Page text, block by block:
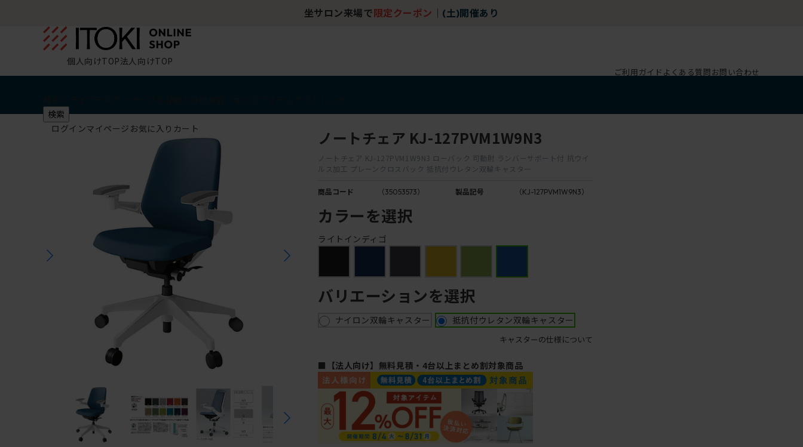
坐サロン来場で 限定クーポン (土)開催あり
個人向けTOP法人向けTOP
ご利用ガイド よくある質問お問い合わせ
検索
ログインマイページ お気に入り カート ノートチェア KJ-127PVM1W9N3
ノートチェア KJ-127PVM1W9N3 ローバック 可動肘 ランバーサポート付 抗ウイ
ルス加工 プレーンクロスバック 抵抗付ウレタン双輪キャスター
商品コード （35053573） 製品記号 （KJ-127PVM1W9N3）
カラーを選択
ライトインディゴ
バリエーションを選択
ナイロン双輪キャスター 抵抗付ウレタン双輪キャスター
キャスターの仕様について
■【法人向け】無料見積・4台以上まとめ割対象商品